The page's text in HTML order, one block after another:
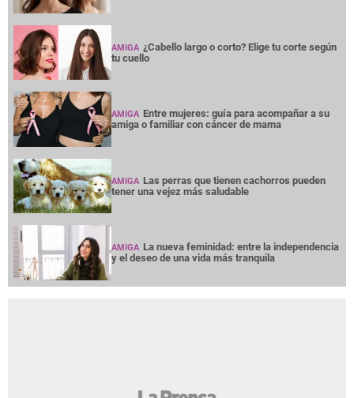
AMIGA ¿Cabello largo o corto? Elige tu corte según
tu cuello
AMIGA Entre mujeres: guía para acompañar a su
amiga o familiar con cáncer de mama
AMIGA Las perras que tienen cachorros pueden
tener una vejez más saludable
AMIGA La nueva feminidad: entre la independencia
y el deseo de una vida más tranquila